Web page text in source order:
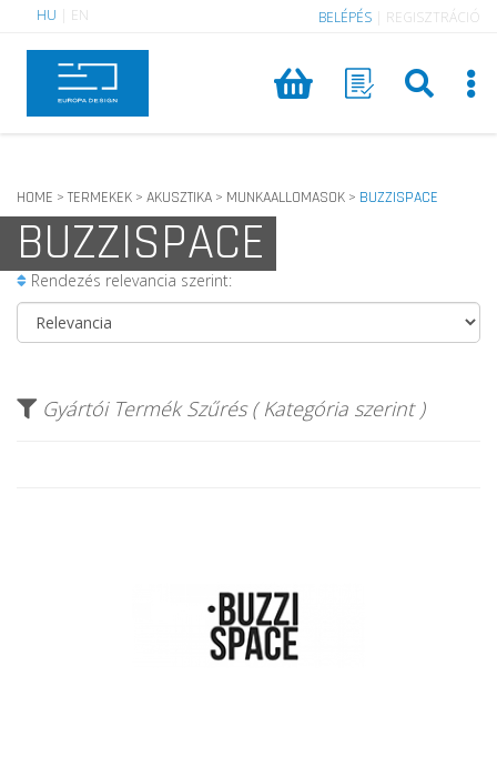
HU EN BELÉPÉS REGISZTRÁCIÓ
HOME > TERMEKEK > AKUSZTIKA > MUNKAALLOMASOK > BUZZISPACE
BUZZISPACE
Rendezés relevancia szerint:
Gyártói Termék Szűrés ( Kategória szerint )